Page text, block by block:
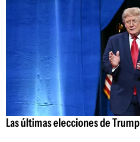
Las últimas elecciones de Trump